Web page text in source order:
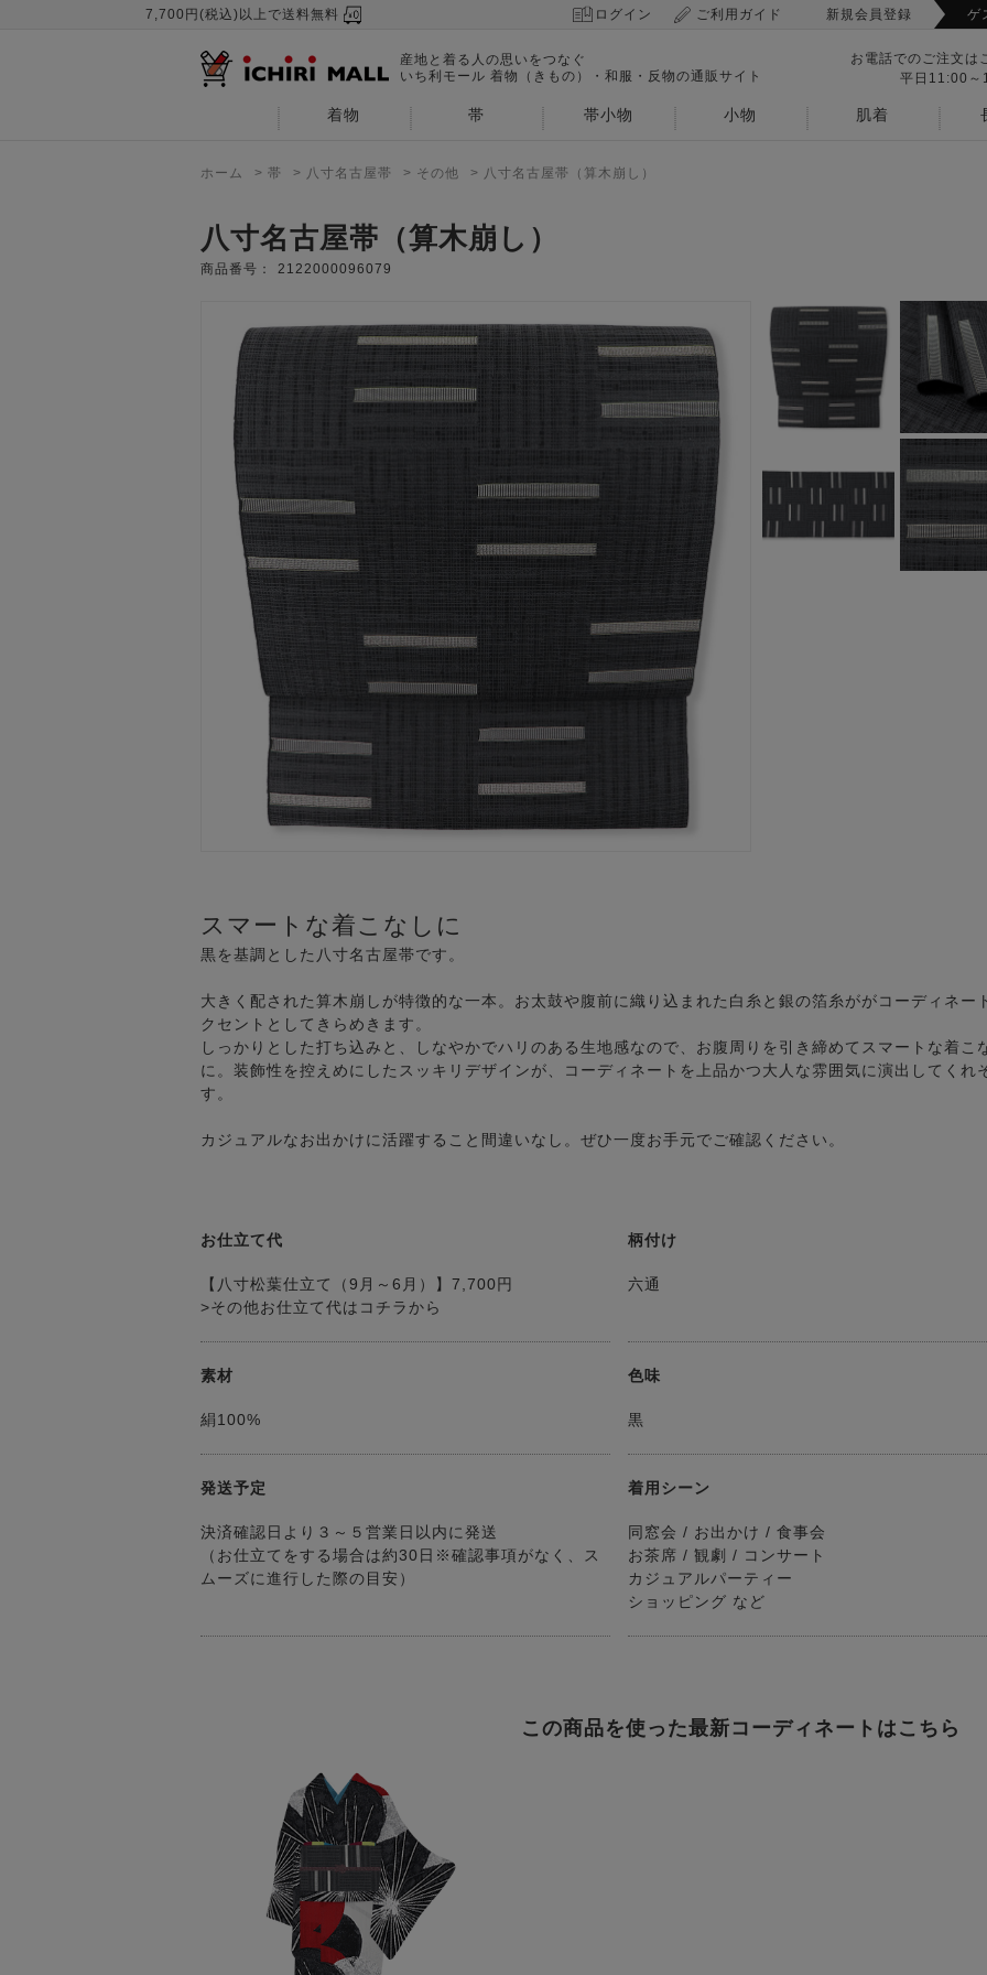
7,700円(税込)以上で送料無料 ログイン ご利用ガイド 新規会員登録 ゲ
産地と着る人の思いをつなぐ
いち利モール 着物（きもの）・和服・反物の通販サイト
お電話でのご注文は
平日11:00～
着物 帯 帯小物 小物 肌着
ホーム > 帯 > 八寸名古屋帯 > その他 > 八寸名古屋帯（算木崩し）
八寸名古屋帯（算木崩し）
商品番号： 2122000096079
スマートな着こなしに
黒を基調とした八寸名古屋帯です。
大きく配された算木崩しが特徴的な一本。お太鼓や腹前に織り込まれた白糸と銀の箔糸ががコーディネー
クセントとしてきらめきます。
しっかりとした打ち込みと、しなやかでハリのある生地感なので、お腹周りを引き締めてスマートな着こ
に。装飾性を控えめにしたスッキリデザインが、コーディネートを上品かつ大人な雰囲気に演出してくれ
す。
カジュアルなお出かけに活躍すること間違いなし。ぜひ一度お手元でご確認ください。
お仕立て代
【八寸松葉仕立て（9月～6月）】7,700円
>その他お仕立て代はコチラから
柄付け
六通
素材
絹100%
色味
黒
発送予定
決済確認日より３～５営業日以内に発送
（お仕立てをする場合は約30日※確認事項がなく、ス
ムーズに進行した際の目安）
着用シーン
同窓会 / お出かけ / 食事会
お茶席 / 観劇 / コンサート
カジュアルパーティー
ショッピング など
この商品を使った最新コーディネートはこちら